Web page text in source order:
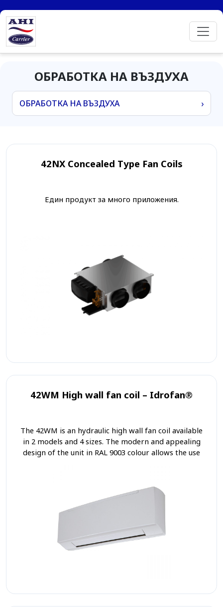
ОБРАБОТКА НА ВЪЗДУХА
›
42NX Concealed Type Fan Coils
Един продукт за много приложения.
42WM High wall fan coil – Idrofan®
The 42WM is an hydraulic high wall fan coil available
in 2 models and 4 sizes. The modern and appealing
design of the unit in RAL 9003 colour allows the use